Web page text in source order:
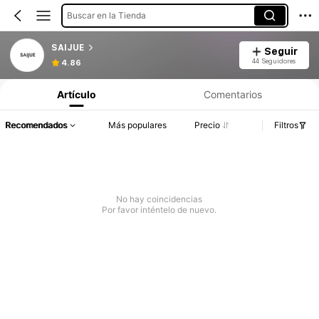
Buscar en la Tienda
SAIJUE
4.86
Seguir
44 Seguidores
Artículo Comentarios
Recomendados Más populares Precio Filtros
No hay coincidencias
Por favor inténtelo de nuevo.